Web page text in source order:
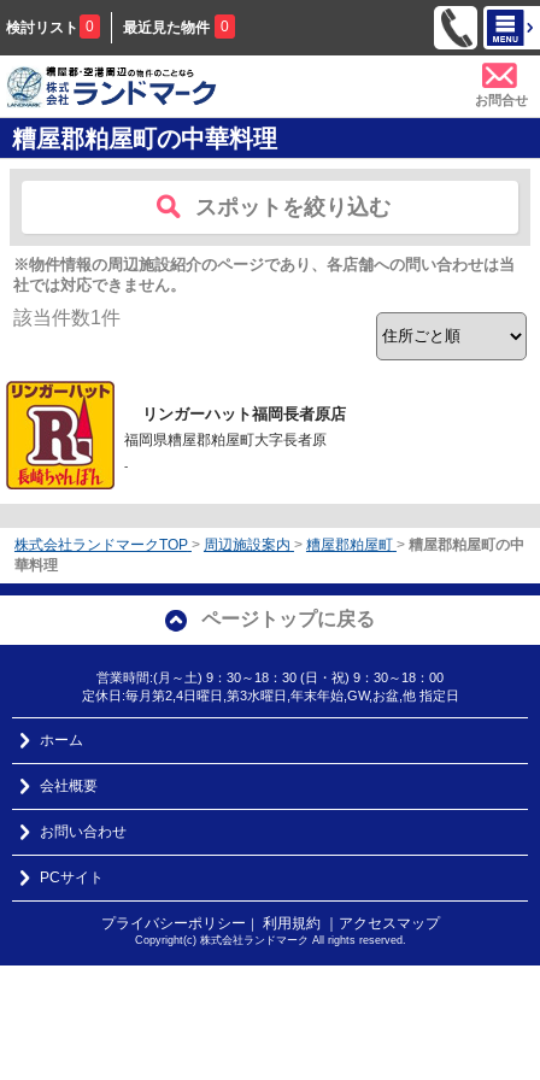
検討リスト 0 最近見た物件 0
お問合せ
糟屋郡粕屋町の中華料理
スポットを絞り込む
※物件情報の周辺施設紹介のページであり、各店舗への問い合わせは当
社では対応できません。
該当件数1件
リンガーハット福岡長者原店
福岡県糟屋郡粕屋町大字長者原
-
株式会社ランドマークTOP > 周辺施設案内 > 糟屋郡粕屋町 > 糟屋郡粕屋町の中
華料理
ページトップに戻る
営業時間:(月～土) 9：30～18：30 (日・祝) 9：30～18：00
定休日:毎月第2,4日曜日,第3水曜日,年末年始,GW,お盆,他 指定日
ホーム
会社概要
お問い合わせ
PCサイト
プライバシーポリシー ｜ 利用規約 ｜アクセスマップ
Copyright(c) 株式会社ランドマーク All rights reserved.